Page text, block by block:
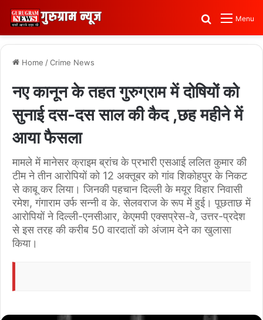
Menu
Search for
Home /Crime News
नए कानून के तहत गुरुग्राम में दोषियों को
सुनाई दस-दस साल की कैद ,छह महीने में
आया फैसला
मामले में मानेसर क्राइम ब्रांच के प्रभारी एसआई ललित कुमार की
टीम ने तीन आरोपियों को 12 अक्तूबर को गांव शिकोहपुर के निकट
से काबू कर लिया। जिनकी पहचान दिल्ली के मयूर विहार निवासी
रमेश, गंगाराम उर्फ सन्नी व के. सेलवराज के रूप में हुई। पूछताछ में
आरोपियों ने दिल्ली-एनसीआर, केएमपी एक्सप्रेस-वे, उत्तर-प्रदेश
से इस तरह की करीब 50 वारदातों को अंजाम देने का खुलासा
किया।